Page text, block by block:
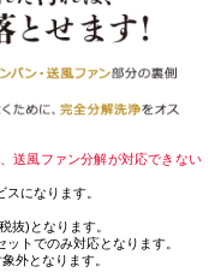
送風ファン分解が対応できない
になります。
抜)となります。
トでのみ対応となります。
外となります。